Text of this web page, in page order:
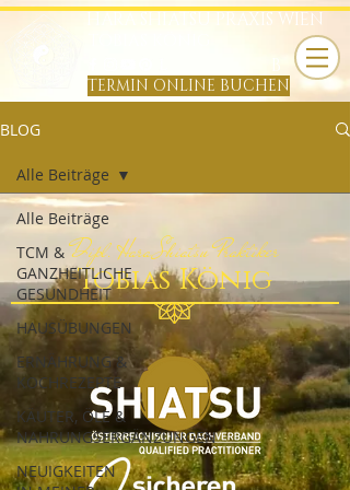
HARA SHIATSU PRAXIS WIEN
TERMIN ONLINE BUCHEN
B
BLOG
Alle Beiträge
TCM &
GANZHEITLICHE
GESUNDHEIT
HAUSÜBUNGEN
ERNÄHRUNG &
KOCHREZEPTE
KÄUTER, ÖLE &
NAHRUNGSERGÄNZUNGEN
NEUIGKEITEN
Alle Beiträge
Dipl. Hara Shiatsu Praktiker
Tobias König